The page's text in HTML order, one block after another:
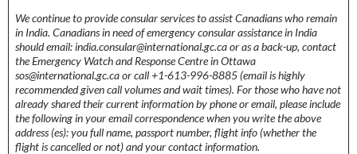
We continue to provide consular services to assist Canadians who remain
in India. Canadians in need of emergency consular assistance in India
should email: india.consular@international.gc.ca or as a back-up, contact
the Emergency Watch and Response Centre in Ottawa
sos@international.gc.ca or call +1-613-996-8885 (email is highly
recommended given call volumes and wait times). For those who have not
already shared their current information by phone or email, please include
the following in your email correspondence when you write the above
address (es): you full name, passport number, flight info (whether the
flight is cancelled or not) and your contact information.